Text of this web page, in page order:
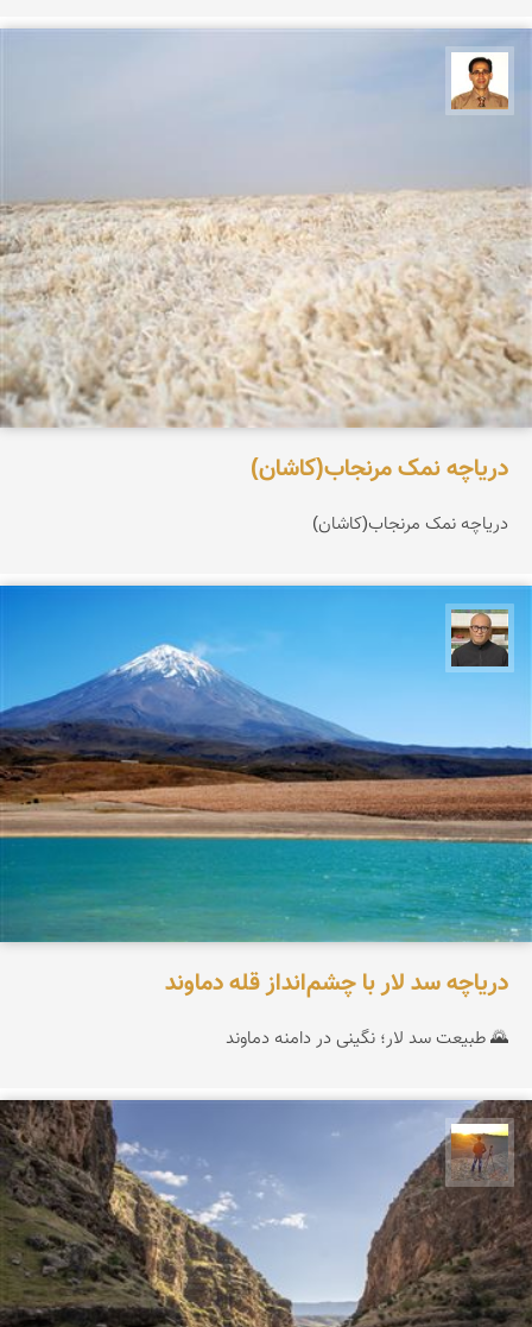
دریاچه نمک مرنجاب(کاشان)
دریاچه نمک مرنجاب(کاشان)
دریاچه سد لار با چشم‌انداز قله دماوند
🌄 طبیعت سد لار؛ نگینی در دامنه دماوند
مهدی مخلصیان